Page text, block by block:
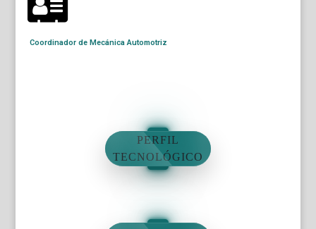
Coordinador de Mecánica Automotriz
PERFIL
TECNOLÓGICO